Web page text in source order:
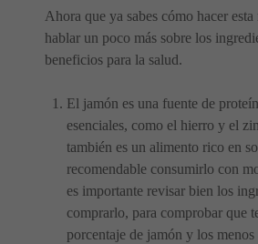
Ahora que ya sabes cómo hacer esta
hablar un poco más sobre los
beneficios para la salud.
El jamón es una fuente de
esenciales, como el hierro y el
también es un alimento rico en
recomendable consumirlo con
es importante revisar bien los
comprarlo, para comprobar que
porcentaje de jamón y los